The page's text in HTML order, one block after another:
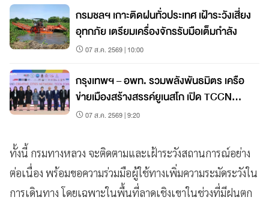
กรมชลฯ เกาะติดฝนทั่วประเทศ เฝ้าระวังเสี่ยง
อุทกภัย เตรียมเครื่องจักรรับมือเต็มกำลัง
07 ส.ค. 2569 | 10:00
กรุงเทพฯ – อพท. รวมพลังพันธมิตร เครือ
ข่ายเมืองสร้างสรรค์ยูเนสโก เปิด TCCN
Forum 2026
07 ส.ค. 2569 | 9:20
ทั้งนี้ กรมทางหลวง จะติดตามและเฝ้าระวังสถานการณ์อย่าง
ต่อเนื่อง พร้อมขอความร่วมมือผู้ใช้ทางเพิ่มความระมัดระวังใน
การเดินทาง โดยเฉพาะในพื้นที่ลาดเชิงเขาในช่วงที่มีฝนตก